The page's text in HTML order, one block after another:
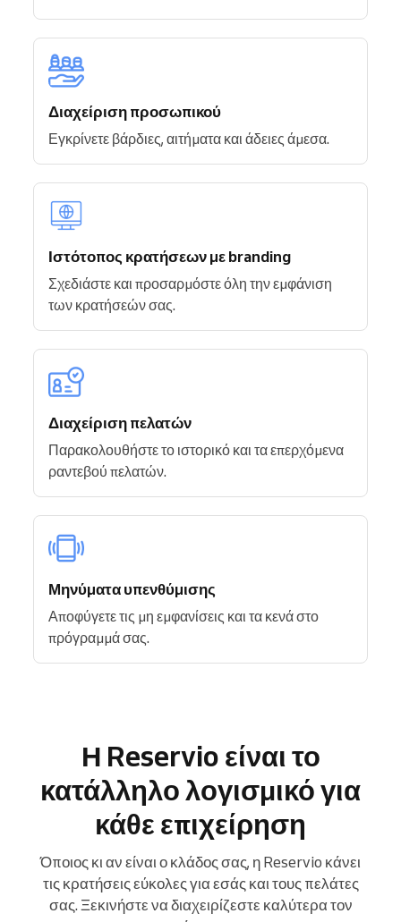
Διαχείριση προσωπικού
Εγκρίνετε βάρδιες, αιτήματα και άδειες άμεσα.
Ιστότοπος κρατήσεων με branding
Σχεδιάστε και προσαρμόστε όλη την εμφάνιση
των κρατήσεών σας.
Διαχείριση πελατών
Παρακολουθήστε το ιστορικό και τα επερχόμενα
ραντεβού πελατών.
Μηνύματα υπενθύμισης
Αποφύγετε τις μη εμφανίσεις και τα κενά στο
πρόγραμμά σας.
Η Reservio είναι το
κατάλληλο λογισμικό για
κάθε επιχείρηση
Όποιος κι αν είναι ο κλάδος σας, η Reservio κάνει
τις κρατήσεις εύκολες για εσάς και τους πελάτες
σας. Ξεκινήστε να διαχειρίζεστε καλύτερα τον